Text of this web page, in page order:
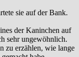
sie auf der Bank.
der Kaninchen auf
sehr ungewöhnlich.
zu erzählen, wie lange